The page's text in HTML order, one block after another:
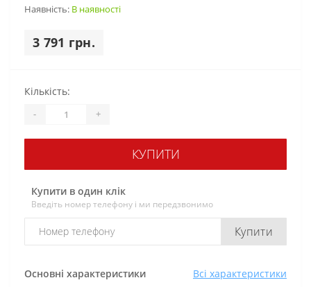
Наявність: В наявності
3 791 грн.
Основні характеристики Всі характеристики
Кількість:
- +
КУПИТИ
Купити в один клік
Введіть номер телефону і ми передзвонимо
Купити